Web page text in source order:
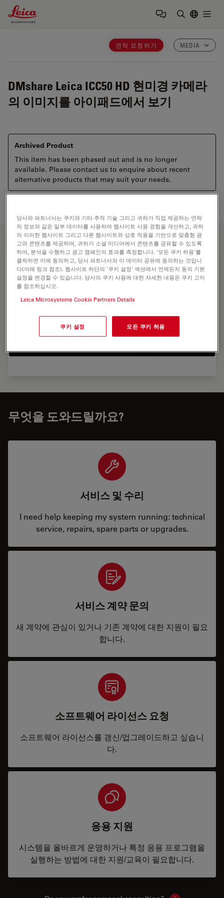
Leica Microsystems Logo
견적 요청하기 MEDIA
DMshare Leica ICC50 HD 현미경 카메라
의 이미지를 아이패드에서 보기
Archived Product
This item has been phased out and is no longer
available. Please contact us to enquire about recent
alternative products that may suit your needs.
무엇을 도와드릴까요?
서비스 및 수리
I need help keeping my system running: technical
service, repairs, spare parts or upgrades.
서비스 계약 문의
새 계약에 관심이 있거나 기존 계약에 대한 지원이 필요
합니다.
소프트웨어 라이선스 요청
소프트웨어 라이선스를 갱신/업그레이드하고 싶습니
다.
응용 지원
시스템을 올바르게 운영하거나 특정 응용 프로그램을
실행하는 방법에 대한 지원/교육이 필요합니다.
당사와 파트너사는 쿠키와 기타 추적 기술 그리고 귀하가 직접 제공하는 연락
처 정보와 같은 일부 데이터를 사용하여 웹사이트 사용 경험을 개선하고, 귀하
의 이러한 웹사이트 그리고 다른 웹사이트와 상호 작용을 기반으로 맞춤형 광
고와 콘텐츠를 제공하며, 귀하가 소셜 미디어에서 콘텐츠를 공유할 수 있도록
하여, 분석을 수행하고 광고 캠페인의 효과를 측정합니다. '모든 쿠키 허용'를
클릭하면 이에 동의하고, 당사 파트너사와 이 데이터 공유에 동의하는 것입니
다(아래 링크 참조). 웹사이트 하단의 '쿠키 설정' 섹션에서 언제든지 동의 기본
설정을 변경할 수 있습니다. 당사의 쿠키 사용에 대한 자세한 내용은 쿠키 고지
를 참조하십시오.
Leica Microsystems Cookie Partners Details
쿠키 설정 모든 쿠키 허용